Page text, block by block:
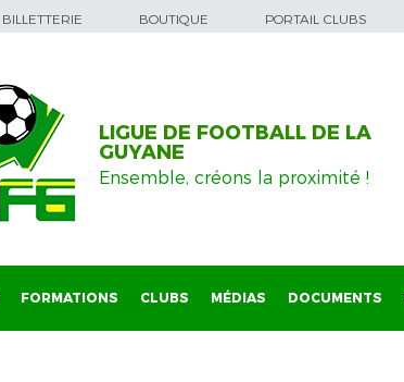
BILLETTERIE BOUTIQUE PORTAIL CLUBS
LIGUE DE FOOTBALL DE LA
GUYANE
Ensemble, créons la proximité !
FORMATIONS CLUBS MÉDIAS DOCUMENTS